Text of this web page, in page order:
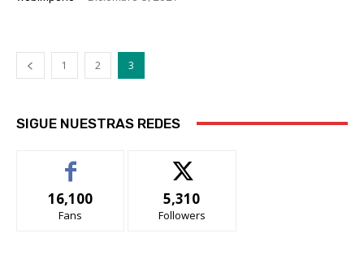
1 2 3
SIGUE NUESTRAS REDES
16,100
Fans
5,310
Followers